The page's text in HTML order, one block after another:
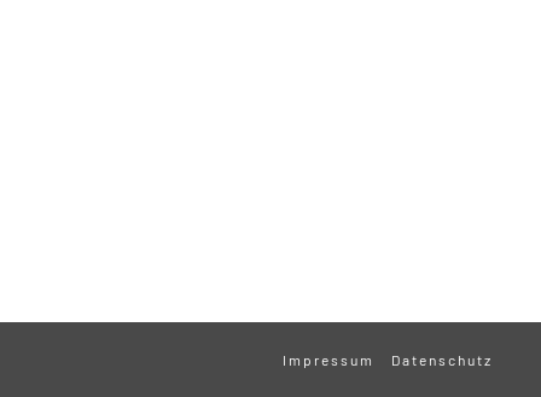
Impressum Datenschutz